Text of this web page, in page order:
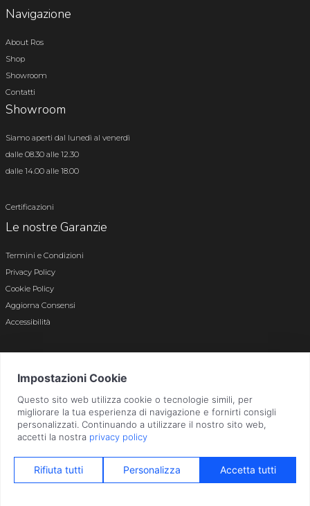
Navigazione
About Ros
Shop
Showroom
Contatti
Showroom
Siamo aperti dal lunedì al venerdì
dalle 08.30 alle 12.30
dalle 14.00 alle 18.00
Certificazioni
Le nostre Garanzie
Termini e Condizioni
Privacy Policy
Cookie Policy
Aggiorna Consensi
Accessibilità
Bergamo n. 01496180165 · Capitale Sociale i.v. € 800.000,00